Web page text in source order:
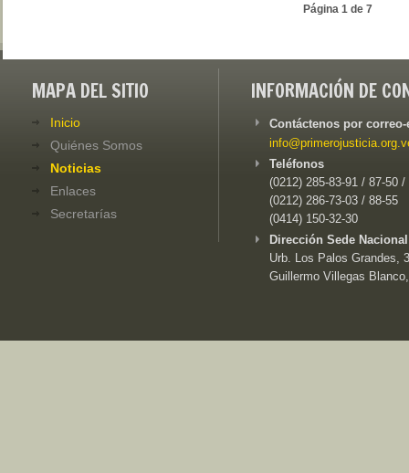
Página 1 de 7
MAPA DEL SITIO
Inicio
Quiénes Somos
Noticias
Enlaces
Secretarías
INFORMACIÓN DE
Contáctenos por
Teléfonos
(0212) 285-83-91 / 87-50 /
(0212) 286-73-03 / 88-55
(0414) 150-32-30
Dirección Sede
Urb. Los Palos Grandes,
Guillermo Villegas